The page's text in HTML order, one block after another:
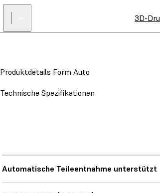
3D-
Produktdetails Form Auto
Technische Spezifikationen
Automatische Teileentnahme unterstützt